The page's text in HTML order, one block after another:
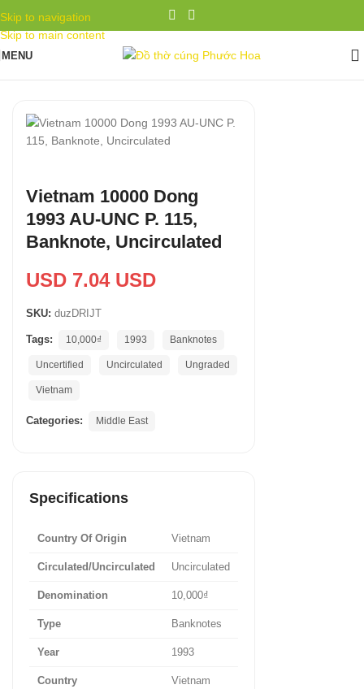
Skip to navigation
Skip to main content
MENU
Vietnam 10000 Dong
1993 AU-UNC P. 115,
Banknote, Uncirculated
USD 7.04 USD
SKU: duzDRIJT
Tags: 10,000₫ 1993 Banknotes
Uncertified Uncirculated Ungraded
Vietnam
Categories: Middle East
Specifications
Country Of Origin Vietnam
Circulated/Uncirculated Uncirculated
Denomination 10,000₫
Type Banknotes
Year 1993
Country Vietnam